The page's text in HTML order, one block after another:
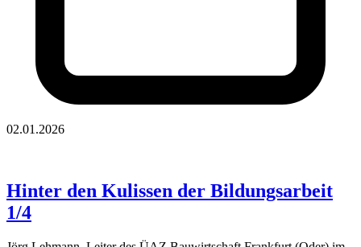
02.01.2026
Hinter den Kulissen der Bildungsarbeit
1/4